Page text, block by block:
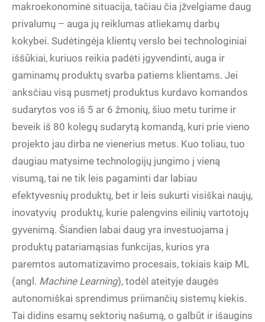
makroekonominė situacija, tačiau čia įžvelgiame daug
privalumų – auga jų reiklumas atliekamų darbų
kokybei. Sudėtingėja klientų verslo bei technologiniai
iššūkiai, kuriuos reikia padėti įgyvendinti, auga ir
gaminamų produktų svarba patiems klientams. Jei
anksčiau visą pusmetį produktus kurdavo komandos
sudarytos vos iš 5 ar 6 žmonių, šiuo metu turime ir
beveik iš 80 kolegų sudarytą komandą, kuri prie vieno
projekto jau dirba ne vienerius metus. Kuo toliau, tuo
daugiau matysime technologijų jungimo į vieną
visumą, tai ne tik leis pagaminti dar labiau
efektyvesnių produktų, bet ir leis sukurti visiškai naujų,
inovatyvių produktų, kurie palengvins eilinių vartotojų
gyvenimą. Šiandien labai daug yra investuojama į
produktų patariamąsias funkcijas, kurios yra
paremtos automatizavimo procesais, tokiais kaip ML
(angl. Machine Learning), todėl ateityje daugės
autonomiškai sprendimus priimančių sistemų kiekis.
Tai didins esamų sektorių našumą, o galbūt ir išaugins